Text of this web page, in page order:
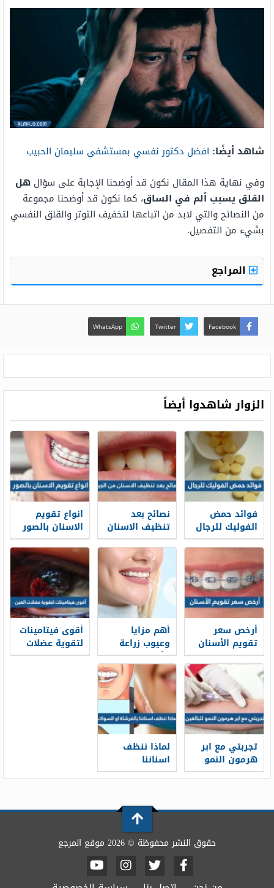
شاهد أيضًا: افضل دكتور نفسي بمستشفى سليمان الحبيب
وفي نهاية هذا المقال نكون قد أوضحنا الإجابة على سؤال هل
القلق يسبب ألم في الساق، كما نكون قد أوضحنا مجموعة
من النصائح والتي لابد من اتباعها لتخفيف التوتر والقلق النفسي
بشيء من التفصيل.
المراجع
Facebook
Twitter
WhatsApp
الزوار شاهدوا أيضاً
فوائد حمض
الفوليك للرجال
نصائح بعد
تنظيف الاسنان
من الجير
لابتسامة أفضل
انواع تقويم
الاسنان بالصور
واسعارها 2026
أرخص سعر
تقويم الأسنان
2026 في
السعودية
أهم مزايا
وعيوب زراعة
الأسنان
أقوى فيتامينات
لتقوية عضلات
العين
تجربتي مع ابر
هرمون النمو
للبالغين وافضل
لماذا ننظف
اسناننا
بالفرشاة او
حقوق النشر محفوظة © 2026 موقع المرجع